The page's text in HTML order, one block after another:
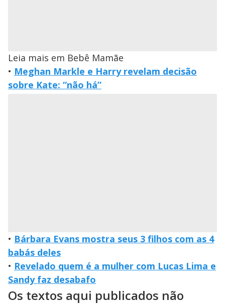
Leia mais em Bebê Mamãe
• Meghan Markle e Harry revelam decisão
sobre Kate: “não há”
• Bárbara Evans mostra seus 3 filhos com as 4
babás deles
• Revelado quem é a mulher com Lucas Lima e
Sandy faz desabafo
Os textos aqui publicados não